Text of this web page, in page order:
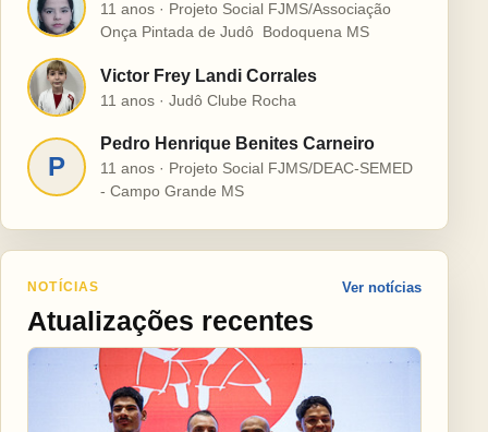
H
11 anos · Projeto Social FJMS/Associação
Onça Pintada de Judô  Bodoquena MS
V Victor Frey Landi Corrales
11 anos · Judô Clube Rocha
P
Pedro Henrique Benites Carneiro
11 anos · Projeto Social FJMS/DEAC-SEMED
- Campo Grande MS
NOTÍCIAS
Atualizações recentes
Ver notícias